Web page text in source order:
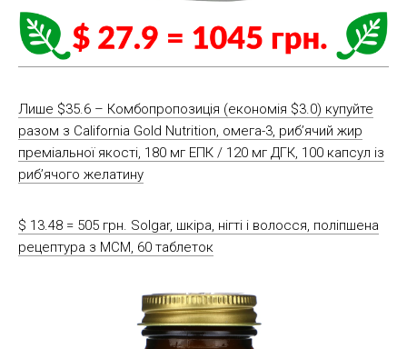
Лише $35.6 – Комбопропозиція (економія $3.0) купуйте
разом з California Gold Nutrition, омега-3, риб’ячий жир
преміальної якості, 180 мг ЕПК / 120 мг ДГК, 100 капсул із
риб’ячого желатину
$ 13.48 = 505 грн. Solgar, шкіра, нігті і волосся, поліпшена
рецептура з МСМ, 60 таблеток